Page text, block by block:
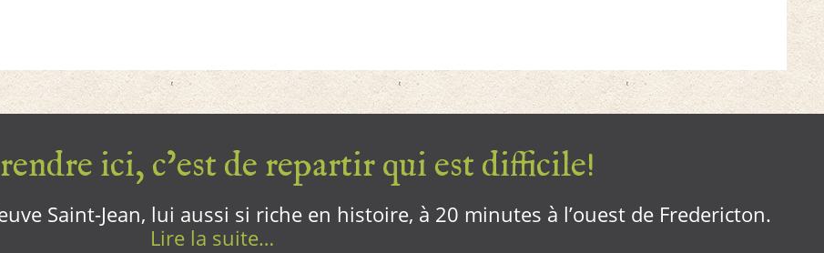
ici, c’est de repartir qui est difficile!
Saint-Jean, lui aussi si riche en histoire, à 20 minutes à l’ouest de Fredericton.
Lire la suite…